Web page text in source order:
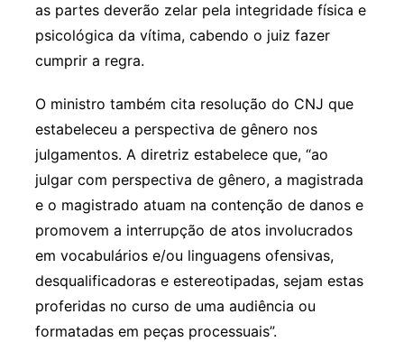
as partes deverão zelar pela integridade física e
psicológica da vítima, cabendo o juiz fazer
cumprir a regra.
O ministro também cita resolução do CNJ que
estabeleceu a perspectiva de gênero nos
julgamentos. A diretriz estabelece que, “ao
julgar com perspectiva de gênero, a magistrada
e o magistrado atuam na contenção de danos e
promovem a interrupção de atos involucrados
em vocabulários e/ou linguagens ofensivas,
desqualificadoras e estereotipadas, sejam estas
proferidas no curso de uma audiência ou
formatadas em peças processuais”.